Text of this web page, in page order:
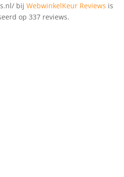
bij WebwinkelKeur Reviews is
op 337 reviews.